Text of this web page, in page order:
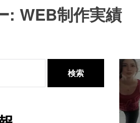
: WEB制作実績